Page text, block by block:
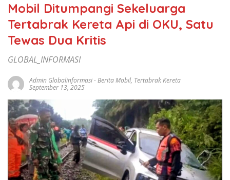
Mobil Ditumpangi Sekeluarga
Tertabrak Kereta Api di OKU, Satu
Tewas Dua Kritis
GLOBAL_INFORMASI
Admin Globalinformasi-Berita Mobil, Tertabrak Kereta
September 13, 2025